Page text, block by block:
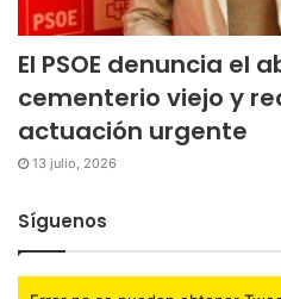
El PSOE denuncia el
cementerio viejo y
actuación urgente
13 julio, 2026
Síguenos